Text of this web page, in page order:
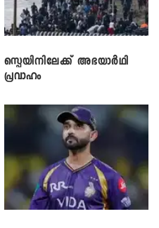
സ്പെയിനിലേക്ക് അഭയാർഥി
പ്രവാഹം